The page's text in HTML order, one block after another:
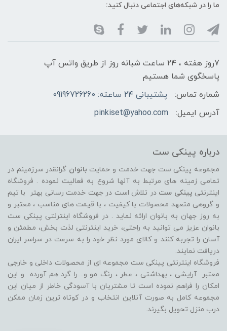
ما را در شبکه‌های اجتماعی دنبال کنید:
7روز هفته ، ۲۴ ساعت شبانه‌ روز از طریق واتس آپ
پاسخگوی شما هستیم
شماره تماس:
پشتیبانی ۲۴ ساعته: 09196726260
آدرس ایمیل:
pinkiset@yahoo.com
درباره پینکی ست
مجموعه پینکی ست جهت خدمت و حمایت بانوان گرانقدر سرزمینم در
تمامی زمینه های مرتبط به آنها شروع به فعالیت نموده . فروشگاه
اینترنتی پینکی ست در تلاش است در جهت خدمت رسانی بهتر با تیم
و گروهی متعهد محصولات با کیفیت ، با قیمت های مناسب ، معتبر و
به روز جهان به بانوان ارائه نماید . در فروشگاه اینترنتی پینکی ست
بانوان عزیز می توانيد به راحتی، خرید اینترنتی لذت بخش، مطمئن و
آسان را تجربه کنند و کالای مورد نظر خود را به سرعت در سراسر ایران
دریافت نمایند.
فروشگاه اینترنتی پینکی ست مجموعه ای از محصولات داخلی و خارجی
معتبر آرایشی ، بهداشتی ، عطر ، رنگ مو و....را گرد هم آورده و اين
امکان را فراهم نموده است تا مشتريان با آسودگی خاطر از ميان اين
مجموعه کامل به صورت آنلاين انتخاب و در کوتاه ترين زمان ممکن
درب منزل تحویل بگیرند.